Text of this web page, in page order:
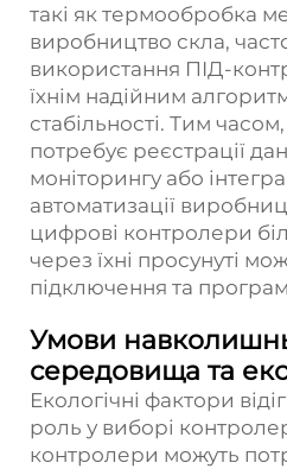
такі як термообробка
виробництво скла,
використання ПІД-
їхнім надійним
стабільності. Тим
потребує реєстрації
моніторингу або
автоматизації
цифрові контролери
через їхні просунуті
підключення та
Умови
середовища та
Екологічні фактори
роль у виборі
контролери можуть